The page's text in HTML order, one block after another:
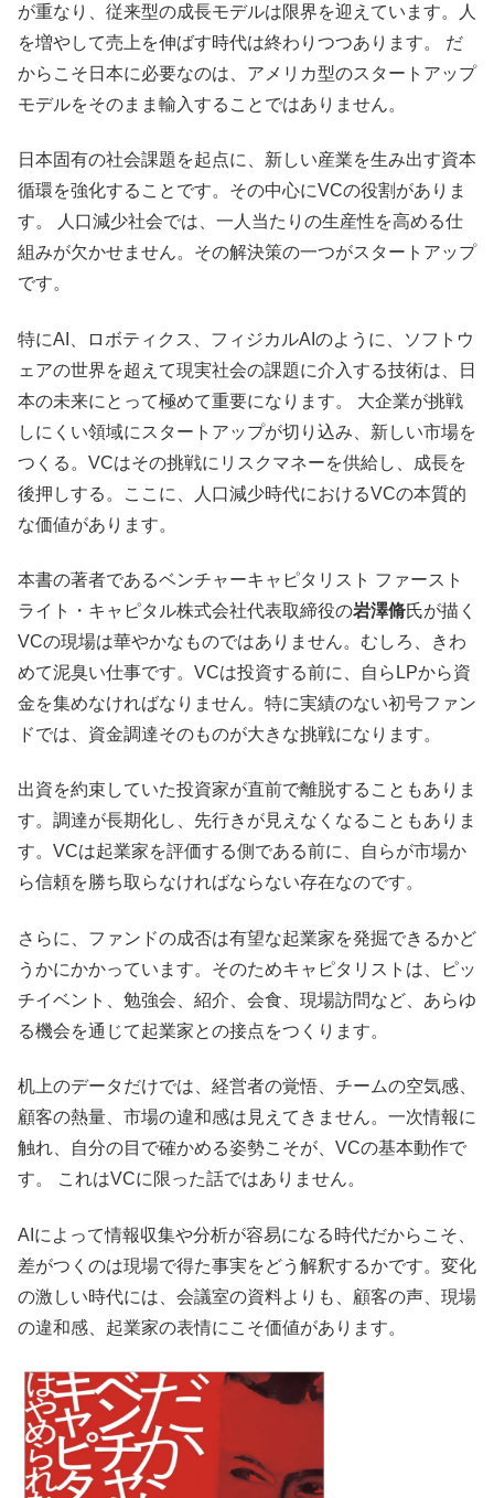
が重なり、従来型の成長モデルは限界を迎えています。人
を増やして売上を伸ばす時代は終わりつつあります。 だ
からこそ日本に必要なのは、アメリカ型のスタートアップ
モデルをそのまま輸入することではありません。
日本固有の社会課題を起点に、新しい産業を生み出す資本
循環を強化することです。その中心にVCの役割がありま
す。 人口減少社会では、一人当たりの生産性を高める仕
組みが欠かせません。その解決策の一つがスタートアップ
です。
特にAI、ロボティクス、フィジカルAIのように、ソフトウ
ェアの世界を超えて現実社会の課題に介入する技術は、日
本の未来にとって極めて重要になります。 大企業が挑戦
しにくい領域にスタートアップが切り込み、新しい市場を
つくる。VCはその挑戦にリスクマネーを供給し、成長を
後押しする。ここに、人口減少時代におけるVCの本質的
な価値があります。
本書の著者であるベンチャーキャピタリスト ファースト
ライト・キャピタル株式会社代表取締役の岩澤脩氏が描く
VCの現場は華やかなものではありません。むしろ、きわ
めて泥臭い仕事です。VCは投資する前に、自らLPから資
金を集めなければなりません。特に実績のない初号ファン
ドでは、資金調達そのものが大きな挑戦になります。
出資を約束していた投資家が直前で離脱することもありま
す。調達が長期化し、先行きが見えなくなることもありま
す。VCは起業家を評価する側である前に、自らが市場か
ら信頼を勝ち取らなければならない存在なのです。
さらに、ファンドの成否は有望な起業家を発掘できるかど
うかにかかっています。そのためキャピタリストは、ピッ
チイベント、勉強会、紹介、会食、現場訪問など、あらゆ
る機会を通じて起業家との接点をつくります。
机上のデータだけでは、経営者の覚悟、チームの空気感、
顧客の熱量、市場の違和感は見えてきません。一次情報に
触れ、自分の目で確かめる姿勢こそが、VCの基本動作で
す。 これはVCに限った話ではありません。
AIによって情報収集や分析が容易になる時代だからこそ、
差がつくのは現場で得た事実をどう解釈するかです。変化
の激しい時代には、会議室の資料よりも、顧客の声、現場
の違和感、起業家の表情にこそ価値があります。